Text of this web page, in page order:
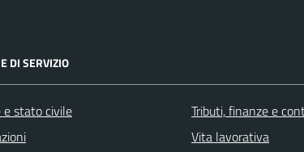
DI SERVIZIO
e stato civile
Tributi, finanze e
Vita lavorativa